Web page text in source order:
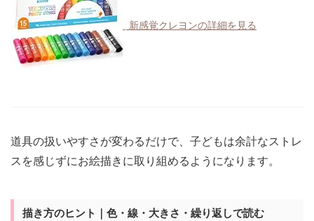
新感覚クレヨンの詳細を見る
道具の扱いやすさが変わるだけで、子どもは余計なストレ
スを感じずにお絵描きに取り組めるようになります。
描き方のヒント｜色・線・大きさ・繰り返しで読む